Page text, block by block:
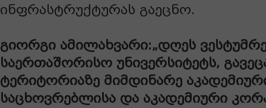
ინფრასტრუქტურას გაეცნო.
გიორგი ამილახვარი:„დღეს
საერთაშორისო უნივერსიტეტს,
ტერიტორიაზე მიმდინარე
საცხოვრებლისა და აკადემიური